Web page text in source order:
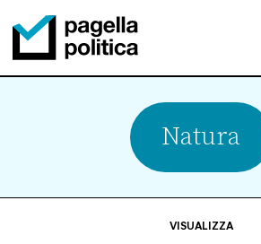
Pagella Politica Logo
Natura
VISUALIZZA